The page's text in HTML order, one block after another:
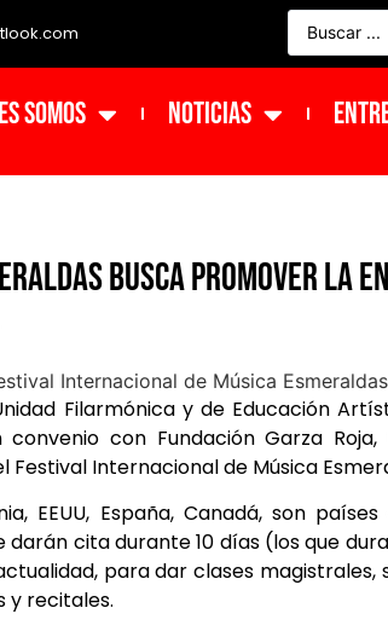
Somos NOTICIAS
busca promover la
Filarmónica y de Educación
con Fundación Garza
Internacional de Música
EEUU, España, Canadá, son
cita durante 10 días (los que
para dar clases
y recitales.